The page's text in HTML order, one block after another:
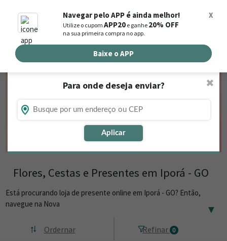
Navegar pelo APP é ainda melhor!
Utilize o cupomAPP20 e ganhe 20% OFF
na sua primeira compra no app.
X
Baixe o APP
Busca de produtos
Buscar por endereço de entrega
Para onde deseja enviar?
Aplicar
✖
Flores, Cestas e Presentes em Iporá - GO
Está procurando loja de presente online em Iporá - GO? Então,
navegue na Nova
▼
Refinar 0
Ordernar